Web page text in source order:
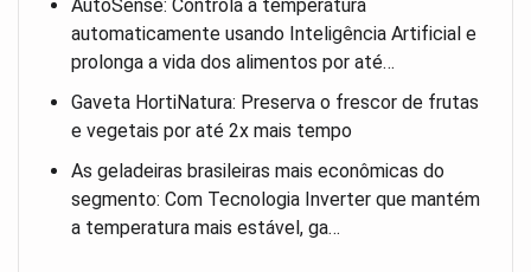
AutoSense: Controla a temperatura
automaticamente usando Inteligência Artificial e
prolonga a vida dos alimentos por até…
Gaveta HortiNatura: Preserva o frescor de frutas
e vegetais por até 2x mais tempo
As geladeiras brasileiras mais econômicas do
segmento: Com Tecnologia Inverter que mantém
a temperatura mais estável, ga…